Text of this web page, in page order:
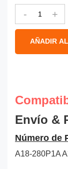
- +
AÑADIR
Envío &
Número de
A18-280P1A